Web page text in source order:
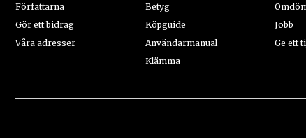
Författarna
Gör ett bidrag
Våra adresser
Betyg
Köpguide
Användarmanual
Klämma
Jobb
Ge ett